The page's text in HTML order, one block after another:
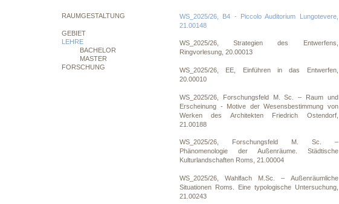
RAUMGESTALTUNG
GEBIET
LEHRE
BACHELOR
MASTER
FORSCHUNG
WS_2025/26, B4 - Piccolo Auditorium Lungotevere,
21.00148
WS_2025/26, Strategien des Entwerfens,
Ringvorlesung, 20.00013
WS_2025/26, EE, Einführen in das Entwerfen,
20.00010
WS_2025/26, Forschungsfeld M. Sc. – Raum und
Erscheinung - Motive der Wesensbestimmung von
Werken des Architekten Friedrich Ostendorf,
21.00188
WS_2025/26, Forschungsfeld M. Sc. –
Phänomenologie der Außenräume. Städtische
Kulturlandschaften Roms, 21.00004
WS_2025/26, Wahlfach M.Sc. – Außenräumliche
Situationen Roms. Eine typologische Untersuchung,
21.00243